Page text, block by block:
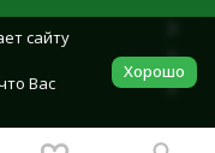
сайту
Вас
Хорошо